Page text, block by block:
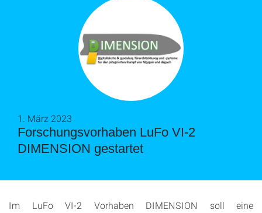
Forschungsvorhaben LuFo VI-2
DIMENSION gestartet
1. März 2023
Im LuFo VI-2 Vorhaben DIMENSION soll eine